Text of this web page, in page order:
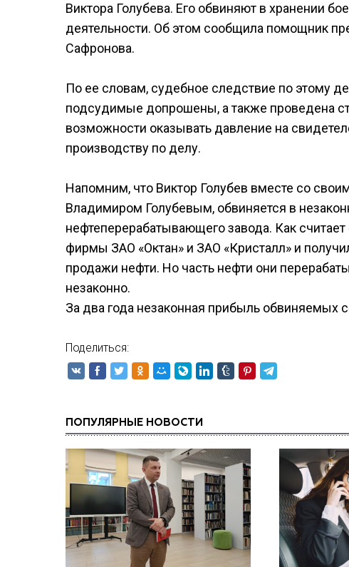
Виктора Голубева. Его обвиняют в хранении
деятельности. Об этом сообщила помощник
Сафронова.
По ее словам, судебное следствие по этому
подсудимые допрошены, а также проведена
возможности оказывать давление на
производству по делу.
Напомним, что Виктор Голубев вместе со
Владимиром Голубевым, обвиняется в
нефтеперерабатывающего завода. Как
фирмы ЗАО «Октан» и ЗАО «Кристалл» и
продажи нефти. Но часть нефти они
незаконно.
За два года незаконная прибыль обвиняемых
Поделиться:
ПОПУЛЯРНЫЕ НОВОСТИ